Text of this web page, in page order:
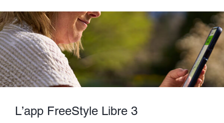
L’app FreeStyle Libre 3